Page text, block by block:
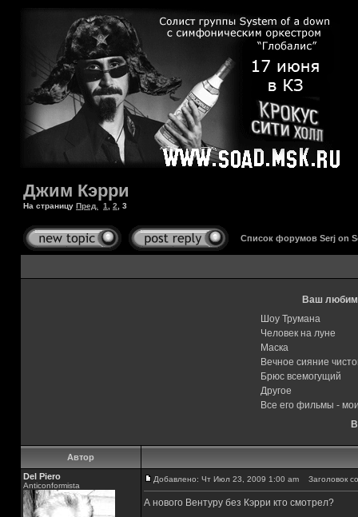
Джим Кэрри
На страницу Пред. 1 2 3
Список форумов Serj on
Ваш
Шоу Трумана
Человек на луне
Маска
Вечное сияние
Брюс всемогущий
Другое
Все его фильмы -
Автор
Del Piero
Аnticonformista
Добавлено: Чт Июл 23, 2009 1:00 am Заголовок
А нового Вентуру без Кэрри кто смотрел?